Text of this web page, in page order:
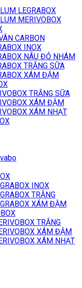
LEGRABOX
MERIVOBOX
CARBON
INOX
NÂU ĐỎ NHÁM
TRẮNG SỮA
XÁM ĐẬM
TRẮNG SỮA
XÁM ĐẬM
XÁM NHẠT
INOX
TRẮNG
XÁM ĐẬM
TRẮNG
XÁM ĐẬM
XÁM NHẠT